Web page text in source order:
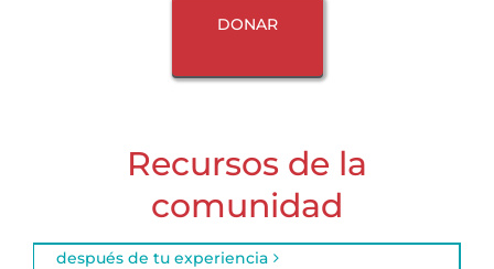
DONAR
Recursos de la
comunidad
después de tu experiencia